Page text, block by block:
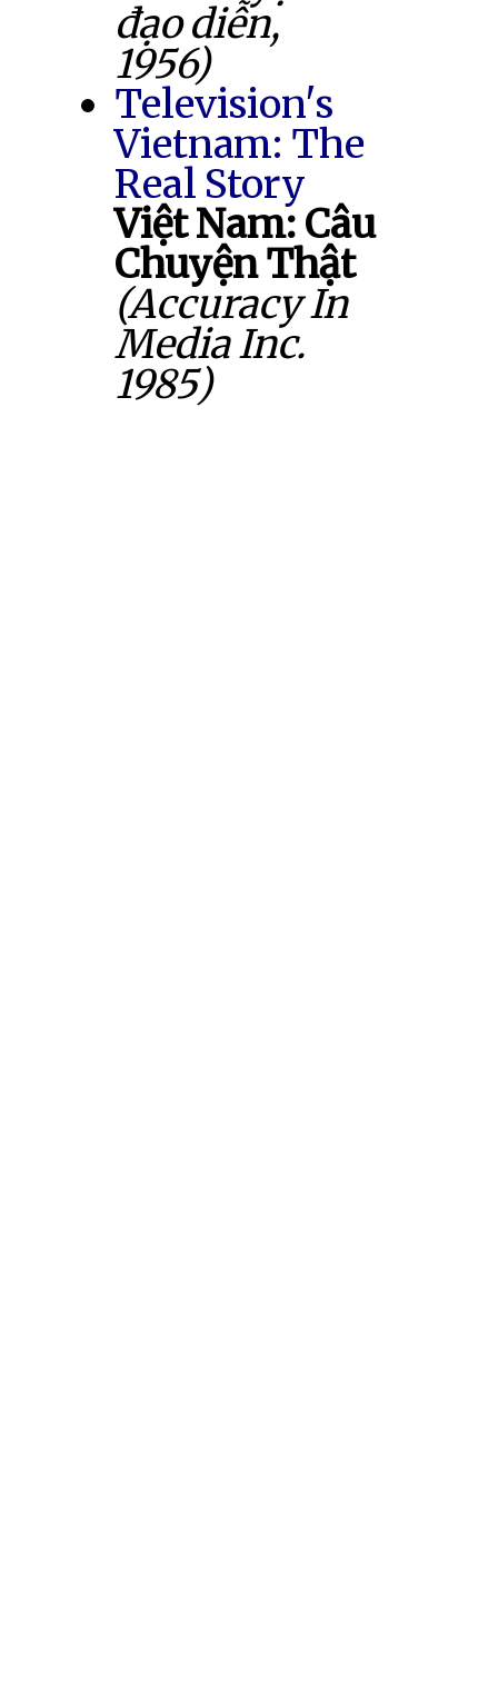
đạo diễn,
1956)
Television's
Vietnam: The
Real Story
Việt Nam: Câu
Chuyện Thật
(Accuracy In
Media Inc.
1985)